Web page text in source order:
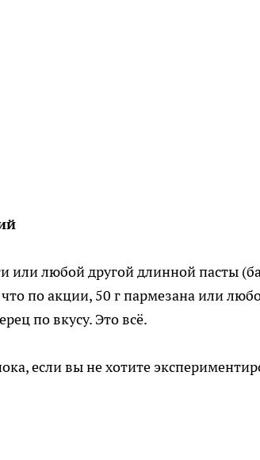
или любой другой длинной пасты
по акции, 50 г пармезана или
по вкусу. Это всё.
если вы не хотите